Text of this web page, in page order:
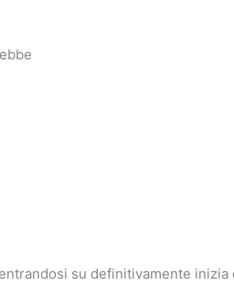
su definitivamente inizia